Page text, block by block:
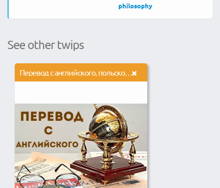
philosophy
See other twips
Перевод с английского, польского, украинского.